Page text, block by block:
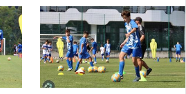
קרית גת,אורי כודדה, שגדל בעיר שדרות
משחק עבור קרית גת ומגיע לפגוש את
האחרון בין שתי הקבוצות בס״ד הפסידה 4-0 לקרית גת.
לאחר חצי שעה של משחק כדור קרן נפלא